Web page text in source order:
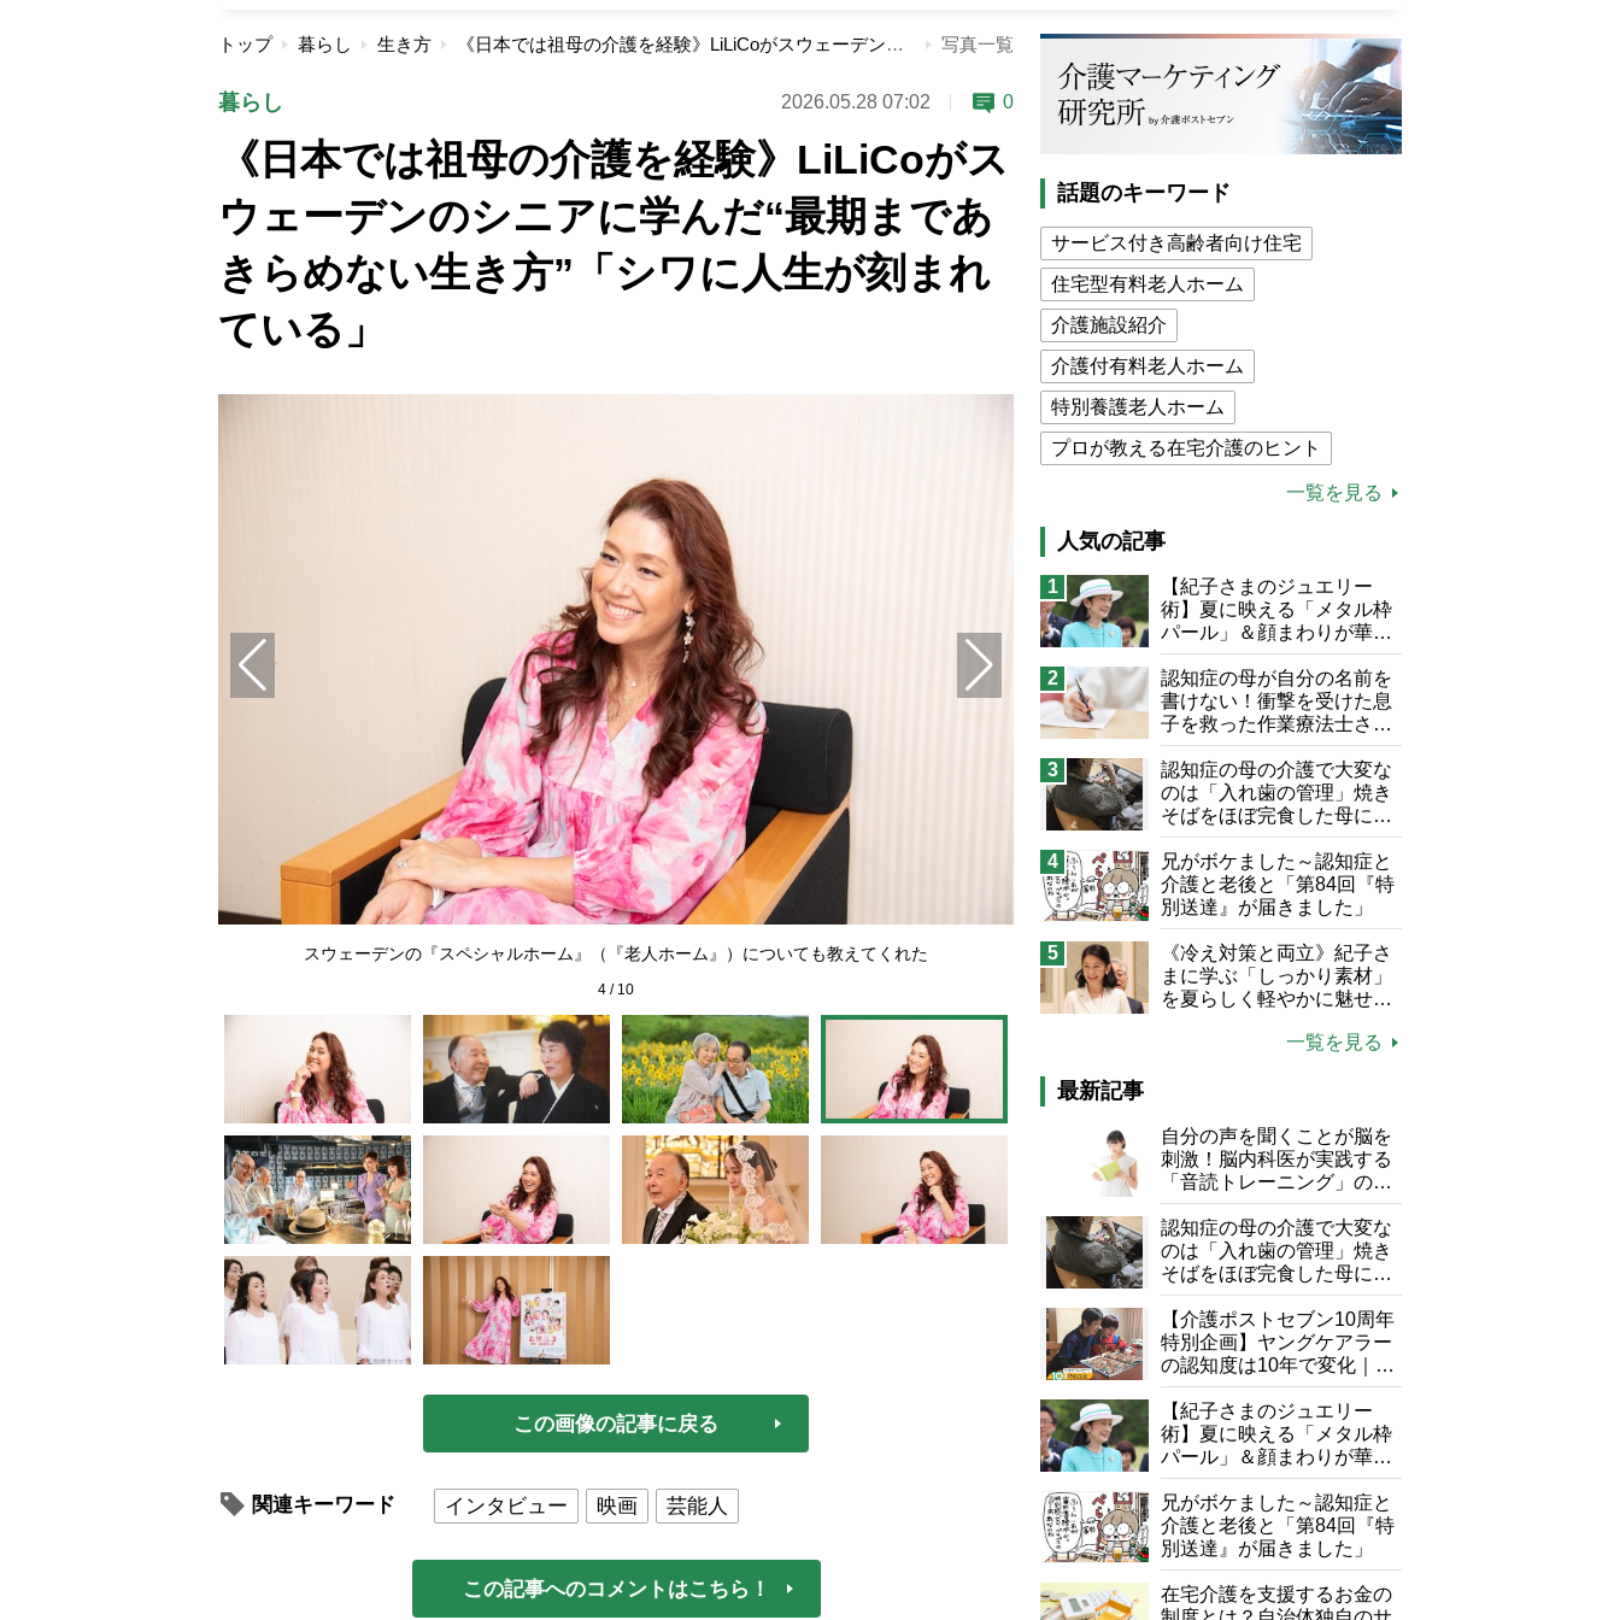
トップ 暮らし 生き方 《日本では祖母の介護を経験》LiLiCoがスウェーデンのシニアに学んだ“最期まであきらめない生き方”「シワに人生が刻まれている」 写真一覧
暮らし 2026.05.28 07:02 0
《日本では祖母の介護を経験》LiLiCoがス
ウェーデンのシニアに学んだ“最期まであ
きらめない生き方”「シワに人生が刻まれ
ている」
スウェーデンの『スペシャルホーム』（『老人ホーム』）についても教えてくれた 同世代で語り合うシーンも（（C）2026「お終活3」製作委
4 / 10
この画像の記事に戻る
関連キーワード インタビュー 映画 芸能人
この記事へのコメントはこちら！
話題のキーワード
サービス付き高齢者向け住宅
住宅型有料老人ホーム
介護施設紹介
介護付有料老人ホーム
特別養護老人ホーム
プロが教える在宅介護のヒント
介護食
高木ブー
ケアマネジャー
猫が母になつきません
息子の遠距離介護サバイバル術
兄がボケました
便利なサービス
予防法
一覧を見る
人気の記事
1
【紀子さまのジュエリー
術】夏に映える「メタル枠
パール」＆顔まわりが華や
ぐ「揺れる一粒」の使い分
け方
2
認知症の母が自分の名前を
書けない！衝撃を受けた息
子を救った作業療法士さん
の言葉
3
認知症の母の介護で大変な
のは「入れ歯の管理」焼き
そばをほぼ完食した母に息
子が血の気が引いた理由
4
兄がボケました～認知症と
介護と老後と「第84回『特
別送達』が届きました」
5
《冷え対策と両立》紀子さ
まに学ぶ「しっかり素材」
を夏らしく軽やかに魅せる
一覧を見る
最新記事
自分の声を聞くことが脳を
刺激！脳内科医が実践する
「音読トレーニング」の極
意
認知症の母の介護で大変な
のは「入れ歯の管理」焼き
そばをほぼ完食した母に息
子が血の気が引いた理由
【介護ポストセブン10周年
特別企画】ヤングケアラー
の認知度は10年で変化｜流
行語大賞にノミネート、法
律にも明記されたが果たし
て現在は？
【紀子さまのジュエリー
術】夏に映える「メタル枠
パール」＆顔まわりが華や
ぐ「揺れる一粒」の使い分
け方
兄がボケました～認知症と
介護と老後と「第84回『特
別送達』が届きました」
在宅介護を支援するお金の